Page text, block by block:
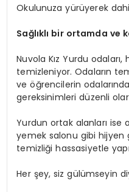
Okulunuza yürüyerek
Sağlıklı bir ortamda ve
Nuvola Kız Yurdu
temizleniyor. Odaların
ve öğrencilerin
gereksinimleri düzenli
Yurdun ortak alanları ise
yemek salonu gibi hijyen
temizliği hassasiyetle
Her şey, siz gülümseyin